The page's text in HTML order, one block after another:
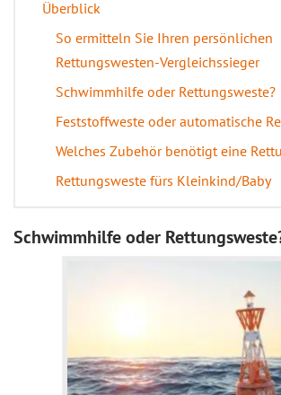
Überblick
So ermitteln Sie Ihren persönlichen
Rettungswesten-Vergleichssieger
Schwimmhilfe oder Rettungsweste?
Feststoffweste oder automatische
Welches Zubehör benötigt eine
Rettungsweste fürs Kleinkind/Baby
Schwimmhilfe oder